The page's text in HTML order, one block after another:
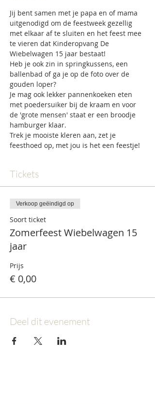
Jij bent samen met je papa en of mama
uitgenodigd om de feestweek gezellig
met elkaar af te sluiten en het feest mee
te vieren dat Kinderopvang De
Wiebelwagen 15 jaar bestaat!
Heb je ook zin in springkussens, een
ballenbad of ga je op de foto over de
gouden loper?
Je mag ook lekker pannenkoeken eten
met poedersuiker bij de kraam en voor
de 'grote mensen' staat er een broodje
hamburger klaar.
Trek je mooiste kleren aan, zet je
feesthoed op, met jou is het een feestje!
Tickets
Verkoop geëindigd op
Soort ticket
Zomerfeest Wiebelwagen 15
jaar
Prijs
€ 0,00
Deel dit evenement